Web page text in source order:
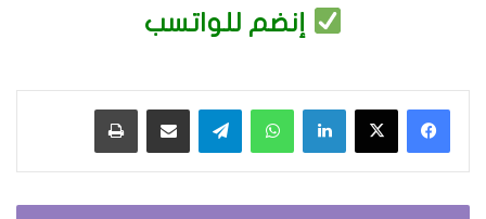
إنضم للواتسب
فيسبوك ‫X لينكدإن واتساب تيلقرام مشاركة عبر البريد طباعة